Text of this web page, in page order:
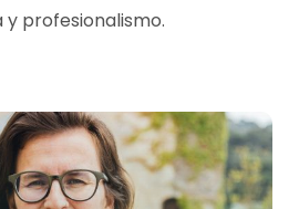
profesionalismo.